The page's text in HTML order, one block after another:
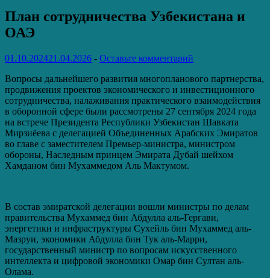
План сотрудничества Узбекистана и
ОАЭ
01.10.202421.04.2026 - Оставьте комментарий
Вопросы дальнейшего развития многопланового партнерства,
продвижения проектов экономического и инвестиционного
сотрудничества, налаживания практического взаимодействия
в оборонной сфере были рассмотрены 27 сентября 2024 года
на встрече Президента Республики Узбекистан Шавката
Мирзиёева с делегацией Объединенных Арабских Эмиратов
во главе с заместителем Премьер-министра, министром
обороны, Наследным принцем Эмирата Дубай шейхом
Хамданом бин Мухаммедом Аль Мактумом.
В состав эмиратской делегации вошли министры по делам
правительства Мухаммед бин Абдулла аль-Гергави,
энергетики и инфраструктуры Сухейль бин Мухаммед аль-
Мазруи, экономики Абдулла бин Тук аль-Марри,
государственный министр по вопросам искусственного
интеллекта и цифровой экономики Омар бин Султан аль-
Олама.